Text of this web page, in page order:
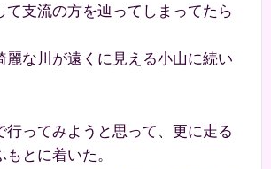
て支流の方を辿ってしまってたら
麗な川が遠くに見える小山に続い
行ってみようと思って、更に走る
とに着いた。